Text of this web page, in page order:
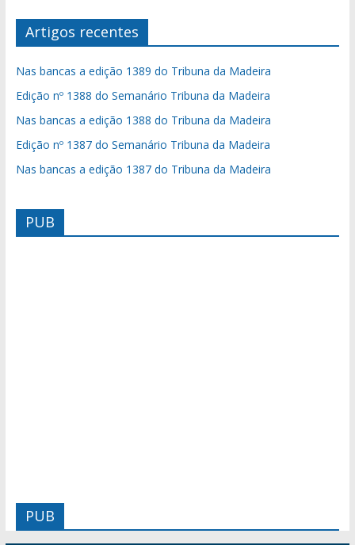
Artigos recentes
Nas bancas a edição 1389 do Tribuna da Madeira
Edição nº 1388 do Semanário Tribuna da Madeira
Nas bancas a edição 1388 do Tribuna da Madeira
Edição nº 1387 do Semanário Tribuna da Madeira
Nas bancas a edição 1387 do Tribuna da Madeira
PUB
PUB